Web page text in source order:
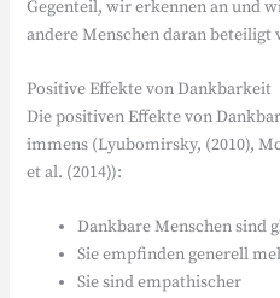
Gegenteil, wir erkennen an und
andere Menschen daran beteiligt
Positive Effekte von Dankbarkeit
Die positiven Effekte von
immens (Lyubomirsky, (2010),
et al. (2014)):
Dankbare Menschen sind
Sie empfinden generell
Sie sind empathischer